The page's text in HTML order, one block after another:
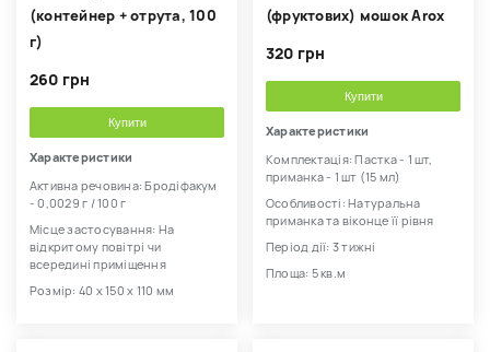
(контейнер + отрута, 100
г)
260 грн
Купити
Характеристики
Активна речовина: Бродіфакум
- 0,0029 г / 100 г
Місце застосування: На
відкритому повітрі чи
всередині приміщення
Розмір: 40 х 150 х 110 мм
(фруктових) мошок Arox
320 грн
Купити
Характеристики
Комплектація: Пастка - 1 шт,
приманка - 1 шт (15 мл)
Особливості: Натуральна
приманка та віконце її рівня
Період дії: 3 тижні
Площа: 5 кв.м